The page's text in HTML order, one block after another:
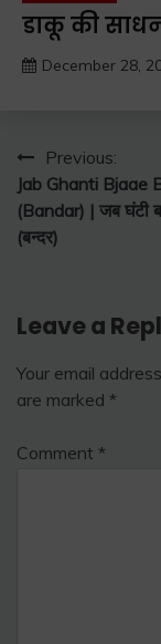
डाकू की
December 28,
PostPrevious:
Jab Ghanti Bjaae
(Bandar) | जब घंटी
(बन्दर)
Leave a
Your email
are marked *
Comment *